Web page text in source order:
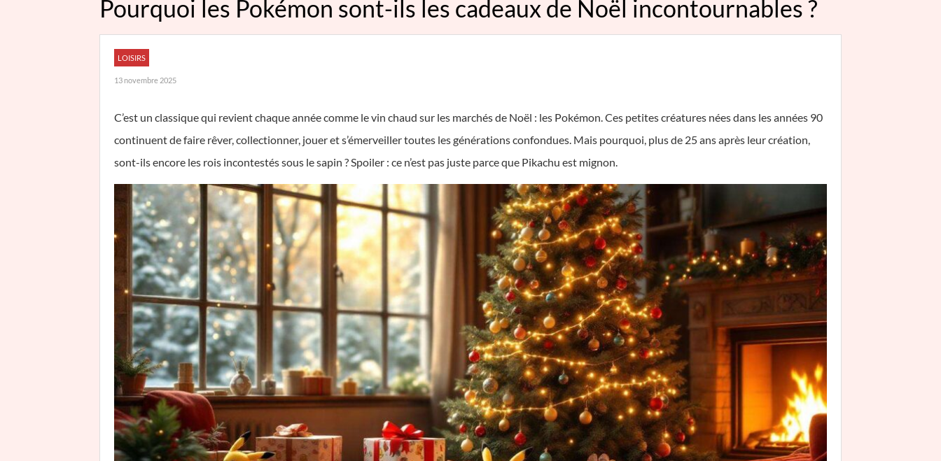
Pourquoi les Pokémon sont-ils les cadeaux de Noël incontournables ?
LOISIRS
13 novembre 2025
C’est un classique qui revient chaque année comme le vin chaud sur les marchés de Noël : les Pokémon. Ces petites créatures nées dans les années 90
continuent de faire rêver, collectionner, jouer et s’émerveiller toutes les générations confondues. Mais pourquoi, plus de 25 ans après leur création,
sont-ils encore les rois incontestés sous le sapin ? Spoiler : ce n’est pas juste parce que Pikachu est mignon.